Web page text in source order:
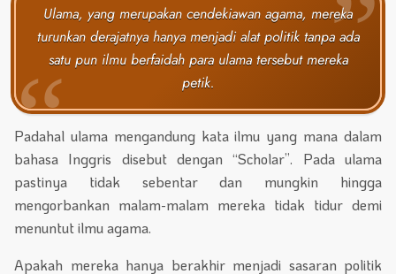
Ulama, yang merupakan cendekiawan agama, mereka
turunkan derajatnya hanya menjadi alat politik tanpa ada
satu pun ilmu berfaidah para ulama tersebut mereka
petik.
Padahal ulama mengandung kata ilmu yang mana dalam
bahasa Inggris disebut dengan “Scholar”. Pada ulama
pastinya tidak sebentar dan mungkin hingga
mengorbankan malam-malam mereka tidak tidur demi
menuntut ilmu agama.
Apakah mereka hanya berakhir menjadi sasaran politik